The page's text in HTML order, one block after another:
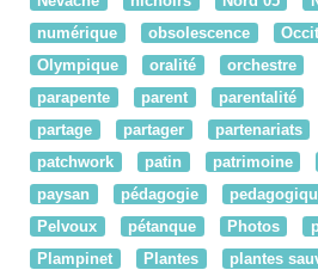
numérique
obsolescence
Olympique
oralité orchestre
parapente
parent parentalité
partage
partager partenariats
patchwork
patin patrimoine
paysan
pédagogie
Pelvoux
pétanque Photos
Plampinet
Plantes
plantes